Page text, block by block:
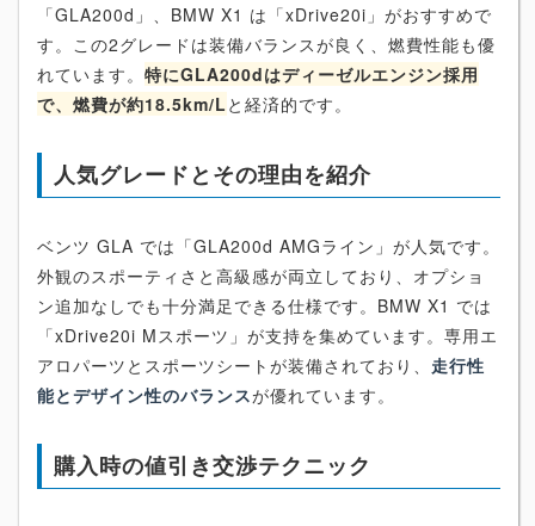
「GLA200d」、BMW X1 は「xDrive20i」がおすすめで
す。この2グレードは装備バランスが良く、燃費性能も優
れています。 特にGLA200dはディーゼルエンジン採用
で、燃費が約18.5km/L と経済的です。
人気グレードとその理由を紹介
ベンツ GLA では「GLA200d AMGライン」が人気です。
外観のスポーティさと高級感が両立しており、オプショ
ン追加なしでも十分満足できる仕様です。BMW X1 では
「xDrive20i Mスポーツ」が支持を集めています。専用エ
アロパーツとスポーツシートが装備されており、 走行性
能とデザイン性のバランスが優れています。
購入時の値引き交渉テクニック